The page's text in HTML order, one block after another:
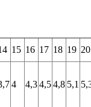
15 16 17 18 19 20
4 4,34,54,8 5,1